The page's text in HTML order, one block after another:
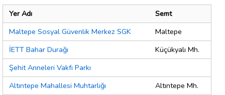
Yer Adı
Semt
Maltepe Sosyal Güvenlik Merkez SGK
Maltepe
İETT Bahar Durağı
Küçükyalı Mh.
Şehit Anneleri Vakfı Parkı
Altıntepe Mahallesi Muhtarlığı
Altıntepe Mh.